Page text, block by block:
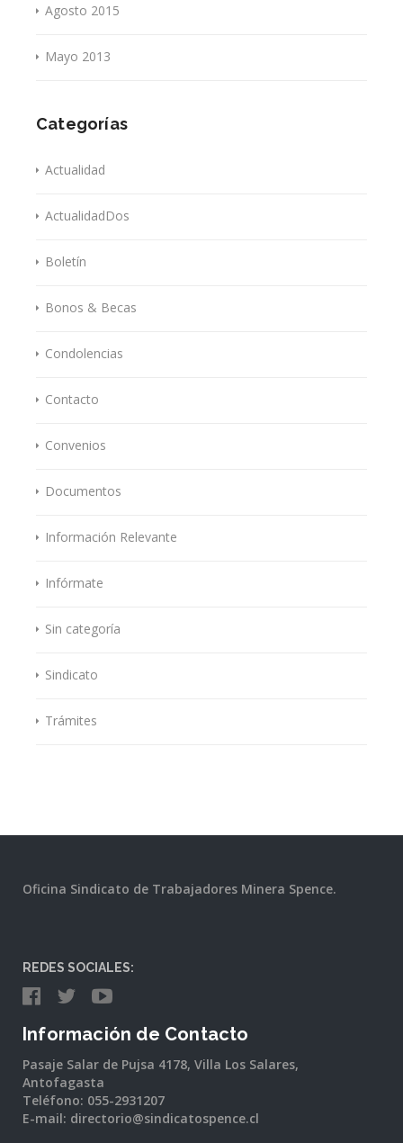
Agosto 2015
Mayo 2013
Categorías
Actualidad
ActualidadDos
Boletín
Bonos & Becas
Condolencias
Contacto
Convenios
Documentos
Información Relevante
Infórmate
Sin categoría
Sindicato
Trámites
Oficina Sindicato de Trabajadores Minera Spence.
REDES SOCIALES:
Información de Contacto
Pasaje Salar de Pujsa 4178, Villa Los Salares,
Antofagasta
Teléfono: 055-2931207
E-mail: directorio@sindicatospence.cl